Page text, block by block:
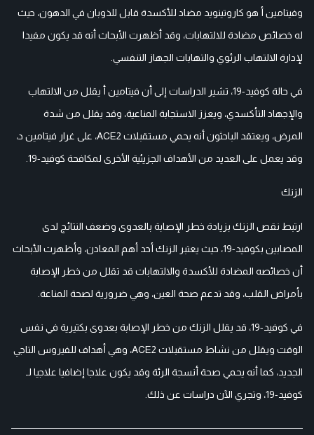
وفيتامين أ هو كاروتينويد مضاد للأكسدة قابل للذوبان في الدهون، حيث
له خصائص مضادة للالتهابات، وقد أظهرت الأبحاث أنه قد يكون مفيدا
لإدارة الالتهاب الرئوي والتهابات الجهاز التنفسي.
في حالة كوفيد-19، تشير الدراسات إلى أن فيتامين أ يقلل من الالتهاب
والإجهاد التأكسدي، ويعزز الاستجابة المناعية، وقد يقلل من شدة
المرض، ويعتقد الباحثون أنه يحمي مستقبلات ACE2، على غرار فيتامين د،
وقد يعمل على العديد من الأهداف الجزيئية الأخرى لمكافحة كوفيد-19.
الزنك
ارتبط نقص الزنك بزيادة خطر الإصابة بالعدوى وضعف النتائج لدى
المصابين بكوفيد-19، حيث يعتبر الزنك أحد أهم المعادن، وأظهرت الأبحاث
أن خصائصه المضادة للأكسدة والالتهابات قد تقلل من خطر الإصابة
بأمراض القلب، وقد تدعم صحة العين، وهي ضرورية لصحة المناعة.
في كوفيد-19، قد يقلل الزنك من خطر الإصابة بعدوى بكتيرية في نفس
الوقت ويقلل من نشاط مستقبلات ACE2، وهي أهداف للفيروس التاجي
الجديد، كما أنه يحمي صحة أنسجة الرئة وقد يكون علاجا إضافيا علاجيا لـ
كوفيد-19، وتجري الآن دراسات عن ذلك.